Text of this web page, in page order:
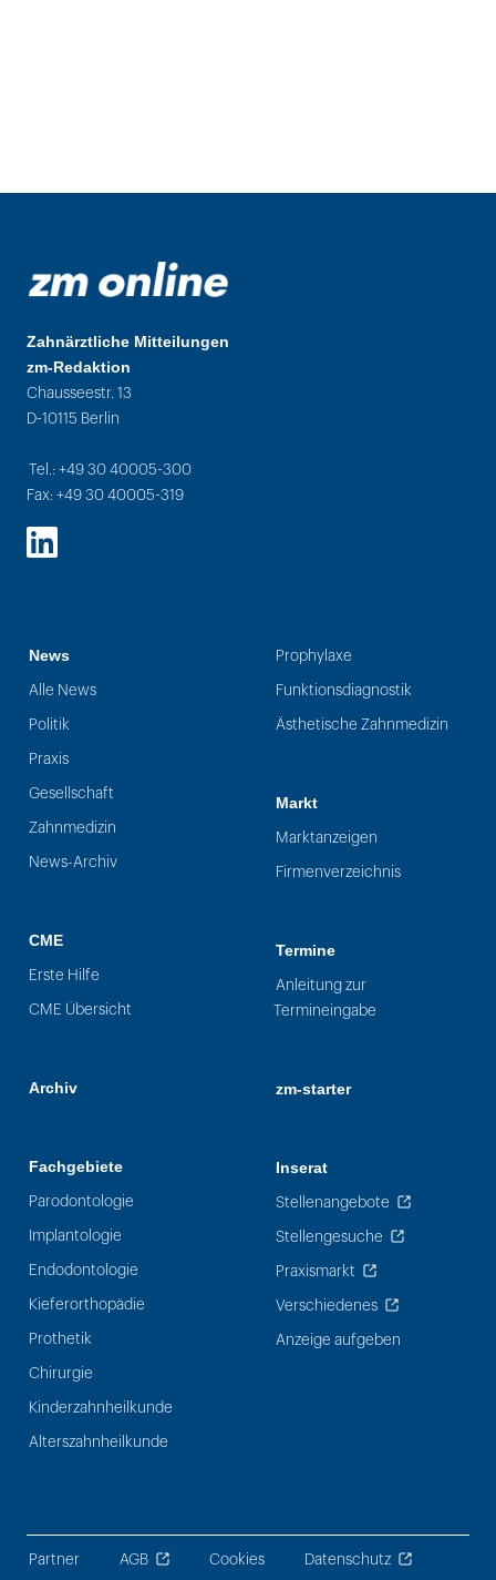
Zahnärztliche Mitteilungen
zm-Redaktion
Chausseestr. 13
D-10115 Berlin
Tel.: +49 30 40005-300
Fax: +49 30 40005-319
LinkedIn
News
Alle News
Politik
Praxis
Gesellschaft
Zahnmedizin
News-Archiv
CME
Erste Hilfe
CME Übersicht
Archiv
Fachgebiete
Parodontologie
Implantologie
Endodontologie
Kieferorthopädie
Prothetik
Chirurgie
Kinderzahnheilkunde
Alterszahnheilkunde
Prophylaxe
Funktionsdiagnostik
Ästhetische Zahnmedizin
Markt
Marktanzeigen
Firmenverzeichnis
Termine
Anleitung zur
Termineingabe
zm-starter
Inserat
Stellenangebote
Stellengesuche
Praxismarkt
Verschiedenes
Anzeige aufgeben
Partner AGB Cookies Datenschutz